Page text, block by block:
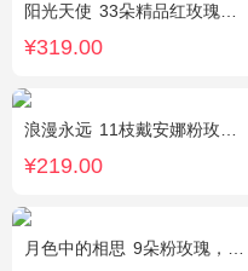
阳光天使 33朵精品红玫瑰，外围搭配适量红色、粉色、白色石竹梅。
¥319.00
浪漫永远 11枝戴安娜粉玫瑰，1枝浅蓝色绣球，浅紫洋桔梗、栀子叶搭配
¥219.00
月色中的相思 9朵粉玫瑰，配满天星，绿叶